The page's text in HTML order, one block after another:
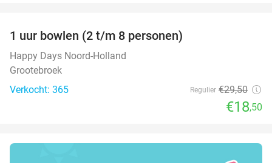
1 uur bowlen (2 t/m 8 personen)
Happy Days Noord-Holland
Grootebroek
Verkocht: 365
Regulier €29,50
€18,50